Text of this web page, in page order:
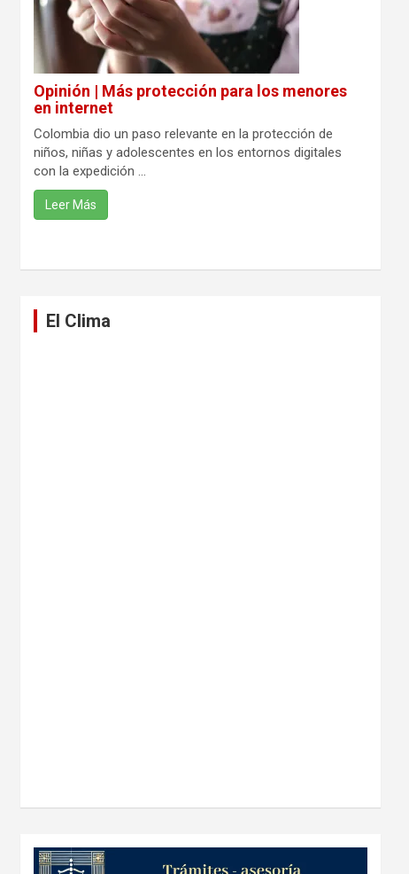
Opinión | Más protección para los menores
en internet
Colombia dio un paso relevante en la protección de
niños, niñas y adolescentes en los entornos digitales
con la expedición ...
Leer Más
El Clima